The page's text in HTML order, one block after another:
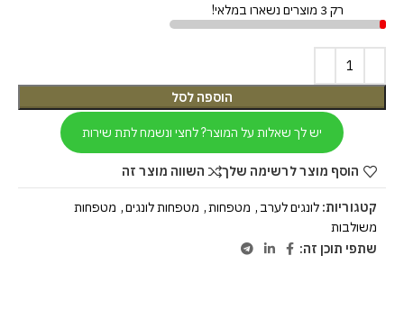
רק 3 מוצרים נשארו במלאי!
הוספה לסל
יש לך שאלות על המוצר? לחצי ונשמח לתת שירות
הוסף מוצר לרשימה שלך השווה מוצר זה
קטגוריות: לונגים לערב , מטפחות, מטפחות לונגים, מטפחות
משולבות
שתפי תוכן זה: